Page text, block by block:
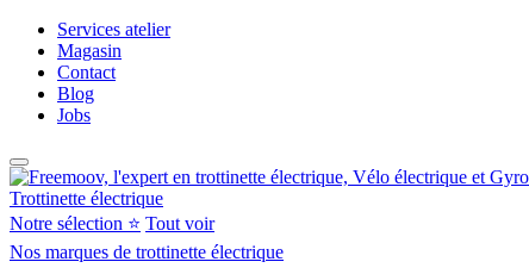
Services atelier
Magasin
Contact
Blog
Jobs
Trottinette électrique
Notre sélection ⭐ Tout voir
Nos marques de trottinette électrique